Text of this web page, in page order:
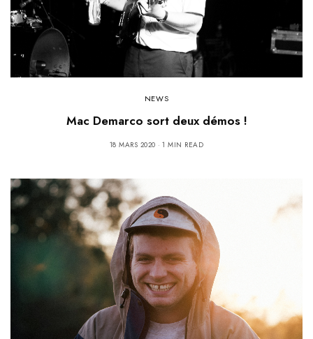
NEWS
Mac Demarco sort deux démos !
18 MARS 2020 1 MIN READ